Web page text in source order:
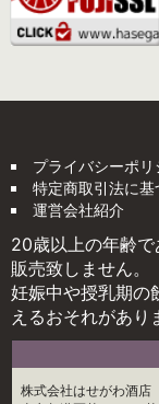
プライバシーポリ
特定商取引法に基
運営会社紹介
20歳以上の年齢
販売致しません。
妊娠中や授乳期の
えるおそれがあり
株式会社はせがわ酒店